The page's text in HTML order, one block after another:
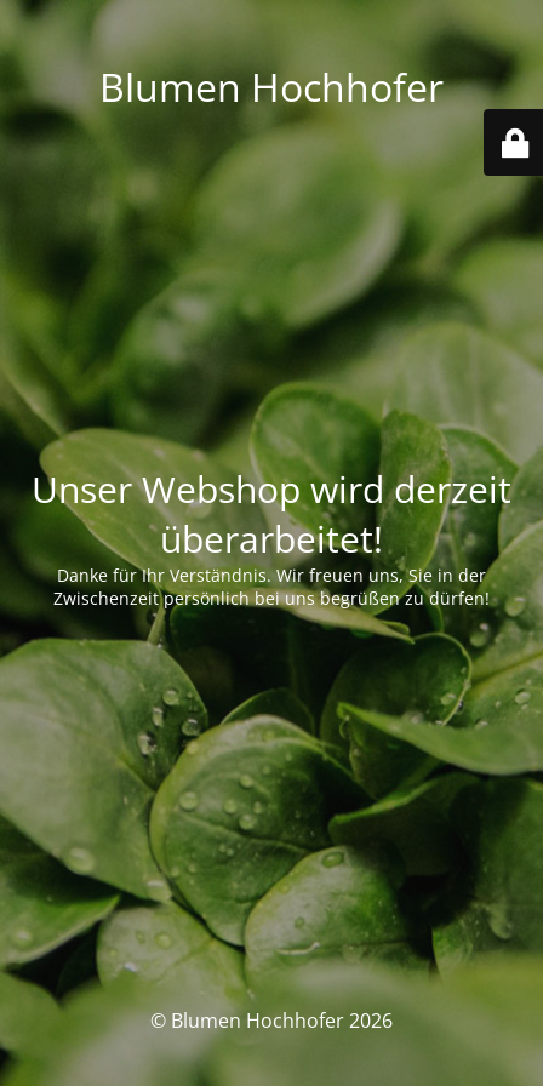
Blumen Hochhofer
Unser Webshop wird derzeit
überarbeitet!
Danke für Ihr Verständnis. Wir freuen uns, Sie in der
Zwischenzeit persönlich bei uns begrüßen zu dürfen!
© Blumen Hochhofer 2026